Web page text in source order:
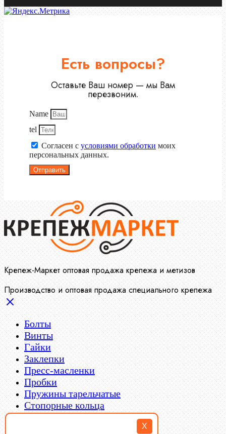
X
Есть вопросы?
Оставьте Ваш номер — мы Вам
перезвоним.
Name
tel
Согласен с условиями обработки моих
персональных данных.
Отправить
Крепеж-Маркет оптовая продажа крепежа и метизов
Производство и оптовая продажа специального крепежа
Болты
Винты
Гайки
Заклепки
Пресс-масленки
Пробки
Пружины тарельчатые
Стопорные кольца
Такелаж